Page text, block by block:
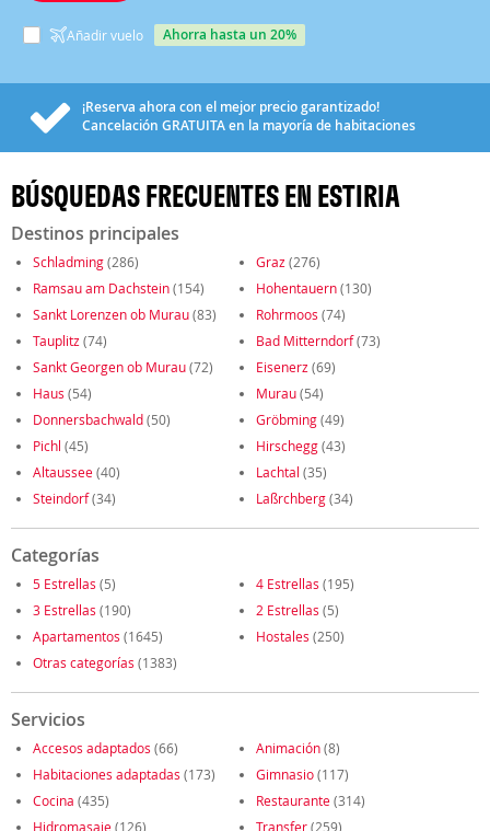
Añadir vuelo ahorra hasta un 20%
¡Reserva ahora con el mejor precio garantizado!
Cancelación GRATUITAen la mayoría de habitaciones
BÚSQUEDAS FRECUENTES EN ESTIRIA
Destinos principales
Schladming(286) Graz (276)
Ramsau am Dachstein(154) Hohentauern(130)
Sankt Lorenzen ob Murau(83) Rohrmoos (74)
Tauplitz (74) Bad Mitterndorf(73)
Sankt Georgen ob Murau(72) Eisenerz (69)
Haus (54) Murau(54)
Donnersbachwald(50) Gröbming(49)
Pichl (45) Hirschegg(43)
Altaussee(40) Lachtal (35)
Steindorf(34) Laßrchberg(34)
Categorías
5 Estrellas (5) 4 Estrellas (195)
3 Estrellas (190) 2 Estrellas (5)
Apartamentos (1645) Hostales (250)
Otras categorías (1383)
Servicios
Accesos adaptados (66) Animación(8)
Habitaciones adaptadas (173) Gimnasio(117)
Cocina (435) Restaurante(314)
Hidromasaje(126) Transfer(259)